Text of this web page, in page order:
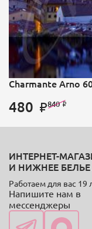
Charmante Arno
480 840
ИНТЕРНЕТ-
И НИЖНЕЕ
Работаем для вас 19
Напишите нам в
мессенджеры